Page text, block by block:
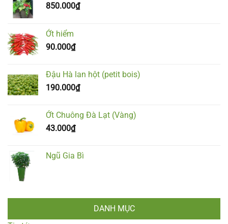
850.000₫
Ớt hiểm
90.000₫
Đậu Hà lan hột (petit bois)
190.000₫
Ớt Chuông Đà Lạt (Vàng)
43.000₫
Ngũ Gia Bì
DANH MỤC